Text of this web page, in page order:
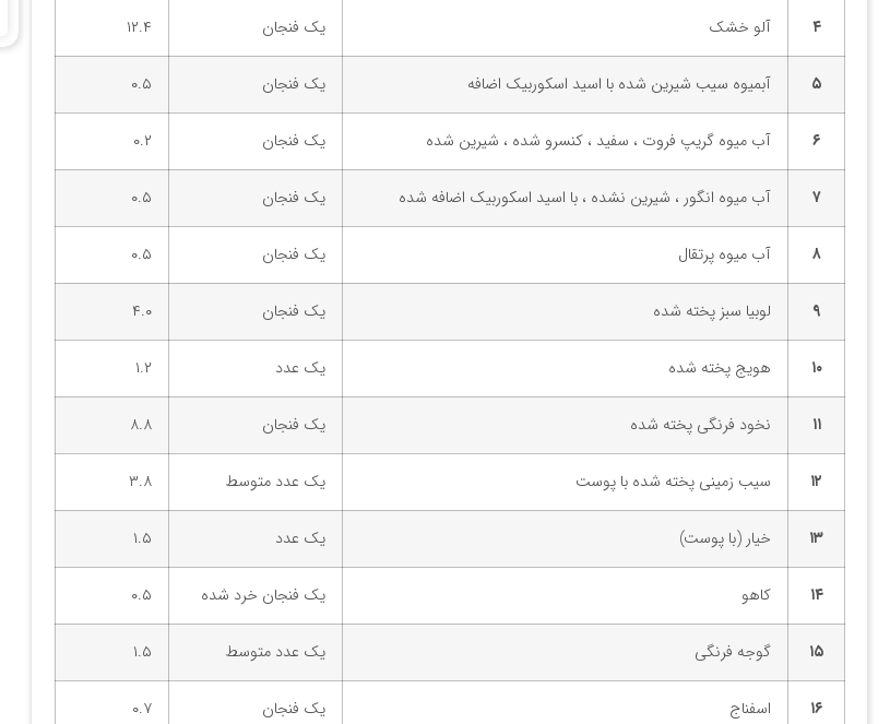
۴ آلو خشک یک فنجان ۱۲.۴
۵ آبمیوه سیب شیرین شده با اسید اسکوربیک اضافه یک فنجان ۰.۵
۶ آب میوه گریپ فروت ، سفید ، کنسرو شده ، شیرین شده یک فنجان ۰.۲
۷ آب میوه انگور ، شیرین نشده ، با اسید اسکوربیک اضافه شده یک فنجان ۰.۵
۸ آب میوه پرتقال یک فنجان ۰.۵
۹ لوبیا سبز پخته شده یک فنجان ۴.۰
۱۰ هویج پخته شده یک عدد ۱.۲
۱۱ نخود فرنگی پخته شده یک فنجان ۸.۸
۱۲ سیب زمینی پخته شده با پوست یک عدد متوسط ۳.۸
۱۳ خیار (با پوست) یک عدد ۱.۵
۱۴ کاهو یک فنجان خرد شده ۰.۵
۱۵ گوجه فرنگی یک عدد متوسط ۱.۵
۱۶ اسفناج یک فنجان ۰.۷